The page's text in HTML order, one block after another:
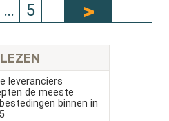
… 5
leveranciers
de meeste
binnen in